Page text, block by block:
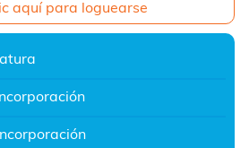
aquí para loguearse